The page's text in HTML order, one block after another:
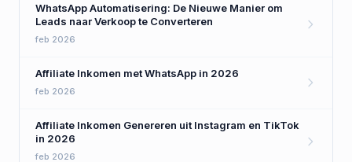
WhatsApp Automatisering: De Nieuwe Manier om
Leads naar Verkoop te Converteren
feb 2026
Affiliate Inkomen met WhatsApp in 2026
feb 2026
Affiliate Inkomen Genereren uit Instagram en TikTok
in 2026
feb 2026